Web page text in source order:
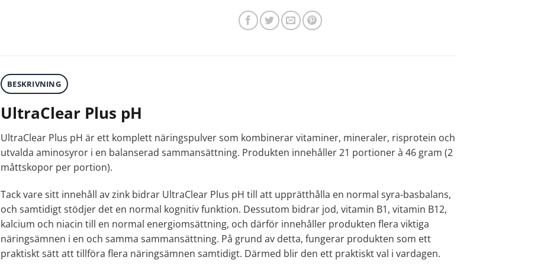
BESKRIVNING
UltraClear Plus pH
UltraClear Plus pH är ett komplett näringspulver som kombinerar vitaminer, mineraler, risprotein och
utvalda aminosyror i en balanserad sammansättning. Produkten innehåller 21 portioner à 46 gram (2
måttskopor per portion).
Tack vare sitt innehåll av zink bidrar UltraClear Plus pH till att upprätthålla en normal syra-basbalans,
och samtidigt stödjer det en normal kognitiv funktion. Dessutom bidrar jod, vitamin B1, vitamin B12,
kalcium och niacin till en normal energiomsättning, och därför innehåller produkten flera viktiga
näringsämnen i en och samma sammansättning. På grund av detta, fungerar produkten som ett
praktiskt sätt att tillföra flera näringsämnen samtidigt. Därmed blir den ett praktiskt val i vardagen.